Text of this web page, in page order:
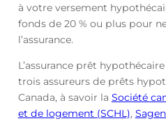
à votre versement
fonds de 20 % ou plus pour
l’assurance.
L’assurance prêt
trois assureurs de prêts
Canada, à savoir la Société
et de logement (SCHL),